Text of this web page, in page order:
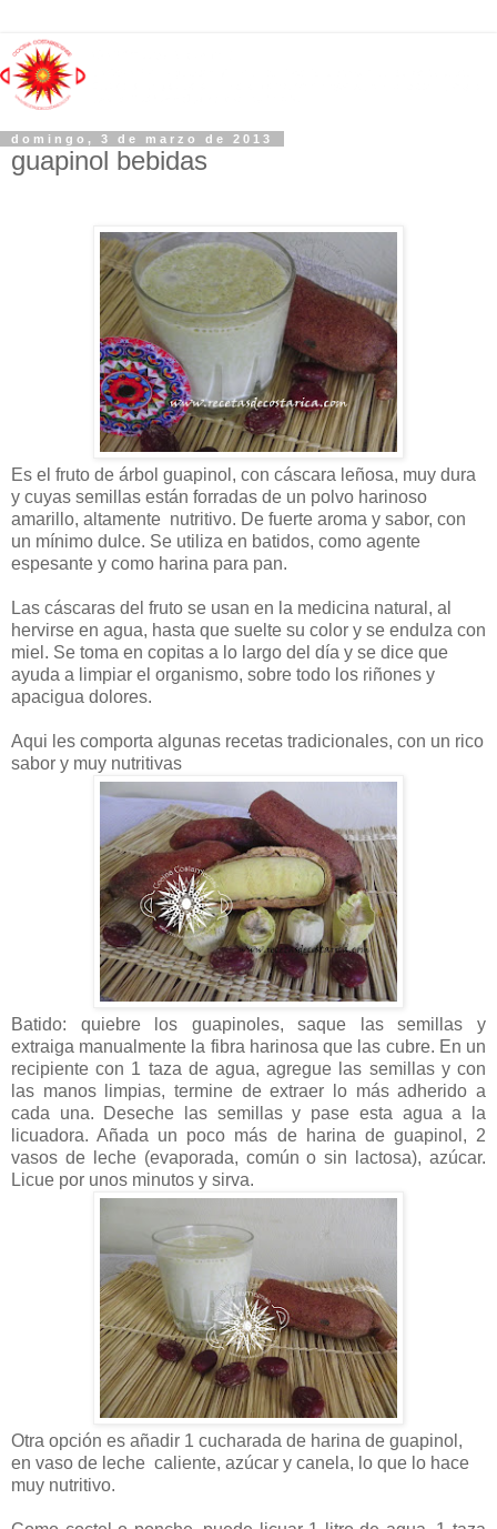
domingo, 3 de marzo de 2013
guapinol bebidas
Es el fruto de árbol guapinol, con cáscara leñosa, muy dura
y cuyas semillas están forradas de un polvo harinoso
amarillo, altamente nutritivo. De fuerte aroma y sabor, con
un mínimo dulce. Se utiliza en batidos, como agente
espesante y como harina para pan.
Las cáscaras del fruto se usan en la medicina natural, al
hervirse en agua, hasta que suelte su color y se endulza con
miel. Se toma en copitas a lo largo del día y se dice que
ayuda a limpiar el organismo, sobre todo los riñones y
apacigua dolores.
Aqui les comporta algunas recetas tradicionales, con un rico
sabor y muy nutritivas
Batido: quiebre los guapinoles, saque las semillas y
extraiga manualmente la fibra harinosa que las cubre. En un
recipiente con 1 taza de agua, agregue las semillas y con
las manos limpias, termine de extraer lo más adherido a
cada una. Deseche las semillas y pase esta agua a la
licuadora. Añada un poco más de harina de guapinol, 2
vasos de leche (evaporada, común o sin lactosa), azúcar.
Licue por unos minutos y sirva.
Otra opción es añadir 1 cucharada de harina de guapinol,
en vaso de leche caliente, azúcar y canela, lo que lo hace
muy nutritivo.